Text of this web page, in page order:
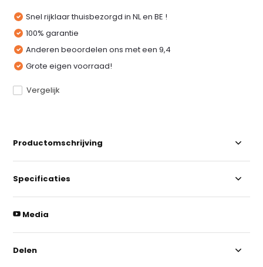
Snel rijklaar thuisbezorgd in NL en BE !
100% garantie
Anderen beoordelen ons met een 9,4
Grote eigen voorraad!
Vergelijk
Productomschrijving
Specificaties
Media
Delen